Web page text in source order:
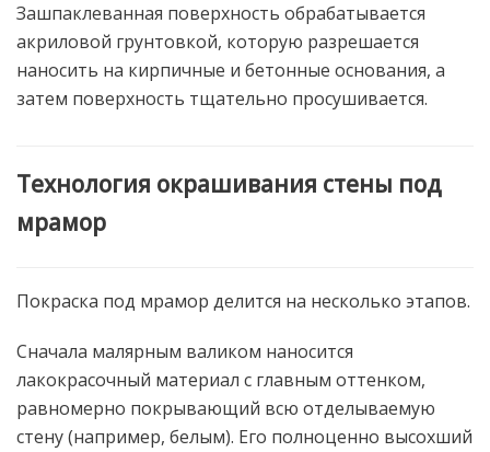
Зашпаклеванная поверхность обрабатывается
акриловой грунтовкой, которую разрешается
наносить на кирпичные и бетонные основания, а
затем поверхность тщательно просушивается.
Технология окрашивания стены под
мрамор
Покраска под мрамор делится на несколько этапов.
Сначала малярным валиком наносится
лакокрасочный материал с главным оттенком,
равномерно покрывающий всю отделываемую
стену (например, белым). Его полноценно высохший